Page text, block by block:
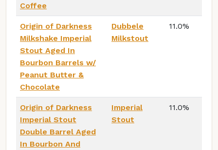
Coffee
Origin of Darkness
Milkshake Imperial
Stout Aged In
Bourbon Barrels w/
Peanut Butter &
Chocolate
Dubbele
Milkstout
11.0%
Origin of Darkness
Imperial Stout
Double Barrel Aged
In Bourbon And
Imperial
Stout
11.0%